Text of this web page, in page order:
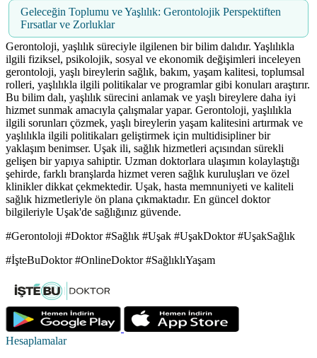
Geleceğin Toplumu ve Yaşlılık: Gerontolojik Perspektiften
Fırsatlar ve Zorluklar
Gerontoloji, yaşlılık süreciyle ilgilenen bir bilim dalıdır. Yaşlılıkla
ilgili fiziksel, psikolojik, sosyal ve ekonomik değişimleri inceleyen
gerontoloji, yaşlı bireylerin sağlık, bakım, yaşam kalitesi, toplumsal
rolleri, yaşlılıkla ilgili politikalar ve programlar gibi konuları araştırır.
Bu bilim dalı, yaşlılık sürecini anlamak ve yaşlı bireylere daha iyi
hizmet sunmak amacıyla çalışmalar yapar. Gerontoloji, yaşlılıkla
ilgili sorunları çözmek, yaşlı bireylerin yaşam kalitesini artırmak ve
yaşlılıkla ilgili politikaları geliştirmek için multidisipliner bir
yaklaşım benimser. Uşak ili, sağlık hizmetleri açısından sürekli
gelişen bir yapıya sahiptir. Uzman doktorlara ulaşımın kolaylaştığı
şehirde, farklı branşlarda hizmet veren sağlık kuruluşları ve özel
klinikler dikkat çekmektedir. Uşak, hasta memnuniyeti ve kaliteli
sağlık hizmetleriyle ön plana çıkmaktadır. En güncel doktor
bilgileriyle Uşak'de sağlığınız güvende.
#Gerontoloji #Doktor #Sağlık #Uşak #UşakDoktor #UşakSağlık
#İşteBuDoktor #OnlineDoktor #SağlıklıYaşam
Hesaplamalar